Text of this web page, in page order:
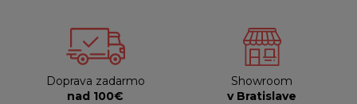
Doprava zadarmo
nad 100€
Showroom
v Bratislave